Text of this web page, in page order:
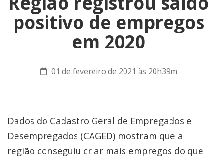
positivo de empregos
em 2020
01 de fevereiro de 2021 às 20h39m
Dados do Cadastro Geral de Empregados e
Desempregados (CAGED) mostram que a
região conseguiu criar mais empregos do que